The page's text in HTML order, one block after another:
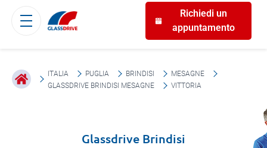
Richiedi un
appuntamento
ITALIA PUGLIA BRINDISI
MESAGNE
GLASSDRIVE BRINDISI MESAGNE
VITTORIA
Glassdrive Brindisi